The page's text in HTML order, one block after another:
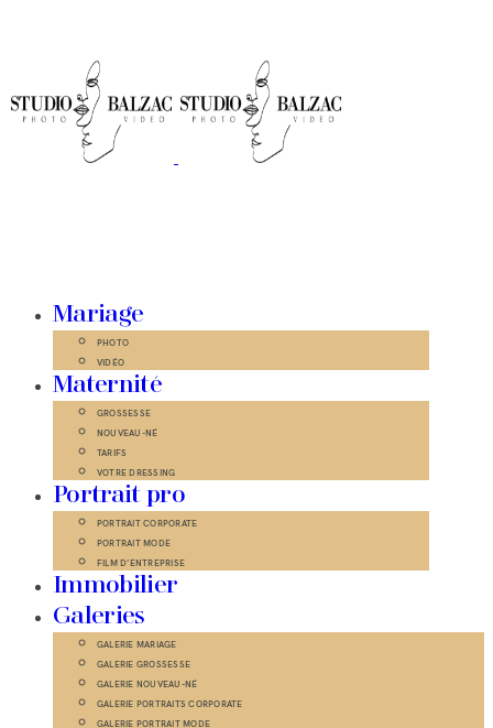
Mariage
PHOTO
VIDÉO
Maternité
GROSSESSE
NOUVEAU-NÉ
TARIFS
VOTRE DRESSING
Portrait pro
PORTRAIT CORPORATE
PORTRAIT MODE
FILM D’ENTREPRISE
Immobilier
Galeries
GALERIE MARIAGE
GALERIE GROSSESSE
GALERIE NOUVEAU-NÉ
GALERIE PORTRAITS CORPORATE
GALERIE PORTRAIT MODE